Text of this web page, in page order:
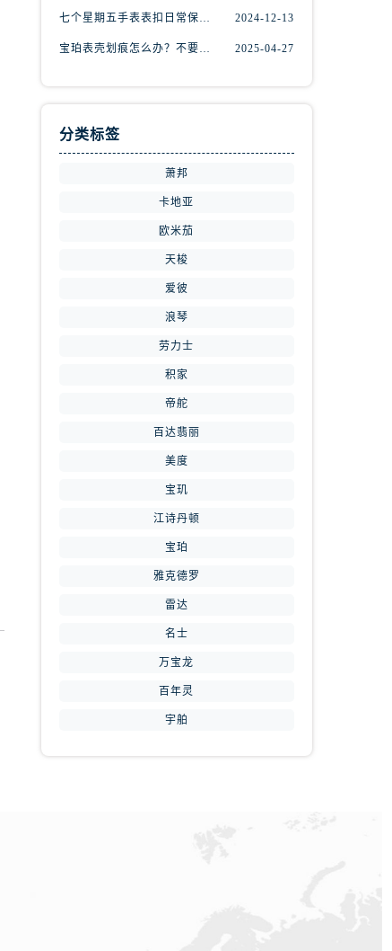
七个星期五手表表扣日常保养指南 2024-12-13
宝珀表壳划痕怎么办？不要慌，上海宝珀手表维修中心来帮忙 2025-04-27
分类标签
萧邦
卡地亚
欧米茄
天梭
爱彼
浪琴
劳力士
积家
帝舵
百达翡丽
美度
宝玑
江诗丹顿
宝珀
雅克德罗
雷达
名士
万宝龙
百年灵
宇舶